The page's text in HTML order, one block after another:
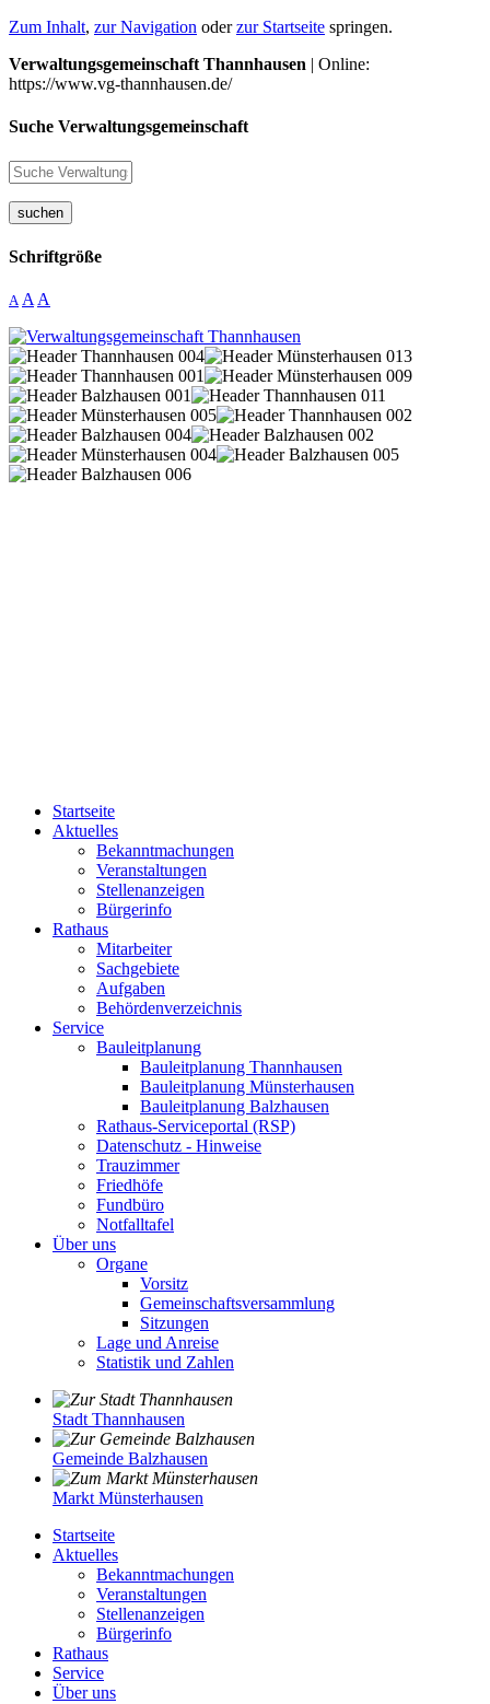
Zum Inhalt, zur Navigation oderzur Startseite springen.
Verwaltungsgemeinschaft Thannhausen | Online:
https://www.vg-thannhausen.de/
Suche Verwaltungsgemeinschaft
suchen
Schriftgröße
A A A
Startseite
Aktuelles
Bekanntmachungen
Veranstaltungen
Stellenanzeigen
Bürgerinfo
Rathaus
Mitarbeiter
Sachgebiete
Aufgaben
Behördenverzeichnis
Service
Bauleitplanung
Bauleitplanung Thannhausen
Bauleitplanung Münsterhausen
Bauleitplanung Balzhausen
Rathaus-Serviceportal (RSP)
Datenschutz - Hinweise
Trauzimmer
Friedhöfe
Fundbüro
Notfalltafel
Über uns
Organe
Vorsitz
Gemeinschaftsversammlung
Sitzungen
Lage und Anreise
Statistik und Zahlen
Stadt Thannhausen
Gemeinde Balzhausen
Markt Münsterhausen
Startseite
Aktuelles
Bekanntmachungen
Veranstaltungen
Stellenanzeigen
Bürgerinfo
Rathaus
Service
Über uns